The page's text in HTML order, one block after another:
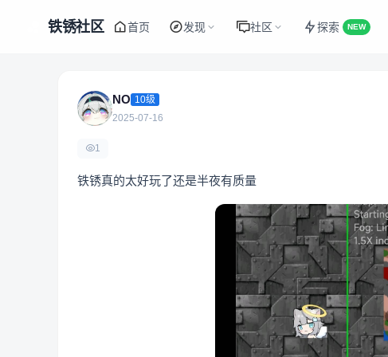
铁锈社区 首页 发现 社区 探索 NEW
NO 10级
2025-07-16
1
铁锈真的太好玩了还是半夜有质量